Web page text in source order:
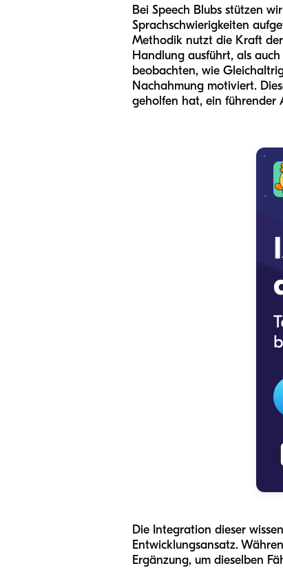
Bei Speech Blubs stützen
Sprachschwierigkeiten
Methodik nutzt die Kraft
Handlung ausführt, als
beobachten, wie
Nachahmung motiviert.
geholfen hat, ein führender
Die Integration dieser
Entwicklungsansatz.
Ergänzung, um dieselben